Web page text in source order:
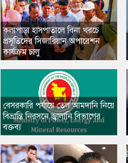
কলাপাড়া হাসপাতালে বিনা খরচে
প্রসূতিদের সিজারিয়ান অপারেশন
কার্যক্রম চালু
বেসরকারি পর্যায়ে তেল আমদানি নিয়ে
বিভ্রান্তি নিরসনে জ্বালানি বিভাগের
বক্তব্য